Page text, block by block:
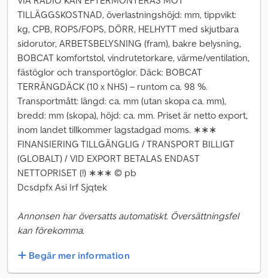
TILLÄGGSKOSTNAD, överlastningshöjd: mm, tippvikt:
kg, CPB, ROPS/FOPS, DÖRR, HELHYTT med skjutbara
sidorutor, ARBETSBELYSNING (fram), bakre belysning,
BOBCAT komfortstol, vindrutetorkare, värme/ventilation,
fästöglor och transportöglor. Däck: BOBCAT
TERRÄNGDÄCK (10 x NHS) – runtom ca. 98 %.
Transportmått: längd: ca. mm (utan skopa ca. mm),
bredd: mm (skopa), höjd: ca. mm. Priset är netto export,
inom landet tillkommer lagstadgad moms. ∗∗∗
FINANSIERING TILLGÄNGLIG / TRANSPORT BILLIGT
(GLOBALT) / VID EXPORT BETALAS ENDAST
NETTOPRISET (!) ∗∗∗ © pb
Dcsdpfx Asi Irf Sjqtek
Annonsen har översatts automatiskt. Översättningsfel
kan förekomma.
Begär mer information